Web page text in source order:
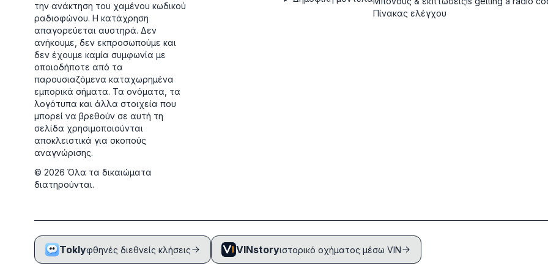
την ανάκτηση του χαμένου κωδικού
ραδιοφώνου. Η κατάχρηση
απαγορεύεται αυστηρά. Δεν
ανήκουμε, δεν εκπροσωπούμε και
δεν έχουμε καμία συμφωνία με
οποιοδήποτε από τα
παρουσιαζόμενα καταχωρημένα
εμπορικά σήματα. Τα ονόματα, τα
λογότυπα και άλλα στοιχεία που
μπορεί να βρεθούν σε αυτή τη
σελίδα χρησιμοποιούνται
αποκλειστικά για σκοπούς
αναγνώρισης.
© 2026 Όλα τα δικαιώματα
διατηρούνται.
Πίνακας ελέγχου
Toklyφθηνές διεθνείς κλήσεις VINstoryιστορικό οχήματος μέσω VIN